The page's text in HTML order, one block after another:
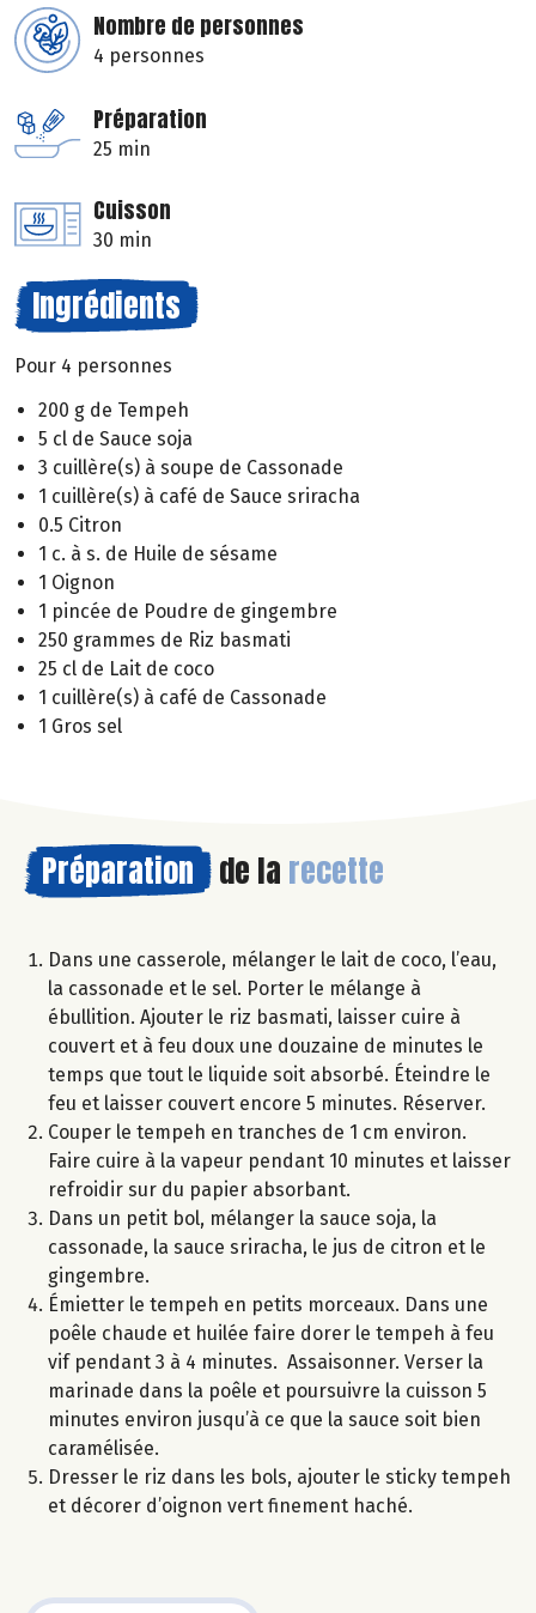
Nombre de personnes
4 personnes
Préparation
25 min
Cuisson
30 min
Ingrédients
Pour 4 personnes
200 g de Tempeh
5 cl de Sauce soja
3 cuillère(s) à soupe de Cassonade
1 cuillère(s) à café de Sauce sriracha
0.5 Citron
1 c. à s. de Huile de sésame
1 Oignon
1 pincée de Poudre de gingembre
250 grammes de Riz basmati
25 cl de Lait de coco
1 cuillère(s) à café de Cassonade
1 Gros sel
Préparation de la recette
Dans une casserole, mélanger le lait de coco, l’eau,
la cassonade et le sel. Porter le mélange à
ébullition. Ajouter le riz basmati, laisser cuire à
couvert et à feu doux une douzaine de minutes le
temps que tout le liquide soit absorbé. Éteindre le
feu et laisser couvert encore 5 minutes. Réserver.
Couper le tempeh en tranches de 1 cm environ.
Faire cuire à la vapeur pendant 10 minutes et laisser
refroidir sur du papier absorbant.
Dans un petit bol, mélanger la sauce soja, la
cassonade, la sauce sriracha, le jus de citron et le
gingembre.
Émietter le tempeh en petits morceaux. Dans une
poêle chaude et huilée faire dorer le tempeh à feu
vif pendant 3 à 4 minutes. Assaisonner. Verser la
marinade dans la poêle et poursuivre la cuisson 5
minutes environ jusqu’à ce que la sauce soit bien
caramélisée.
Dresser le riz dans les bols, ajouter le sticky tempeh
et décorer d’oignon vert finement haché.